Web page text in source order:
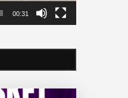
00:31